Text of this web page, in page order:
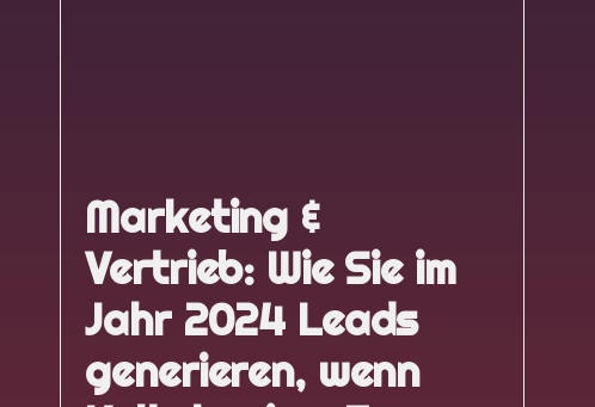
Marketing &
Vertrieb: Wie Sie im
Jahr 2024 Leads
generieren, wenn